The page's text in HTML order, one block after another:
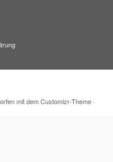
mit demCustomizr-Theme·